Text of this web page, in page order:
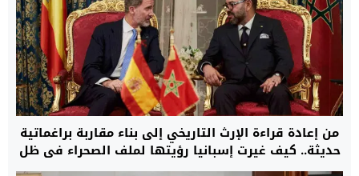
من إعادة قراءة الإرث التاريخي إلى بناء مقاربة براغماتية
حديثة.. كيف غيرت إسبانيا رؤيتها لملف الصحراء في ظل
متطلبات الاستقرار في غرب المتوسط؟